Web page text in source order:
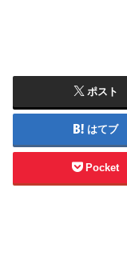
ポスト
はてブ
Pocket